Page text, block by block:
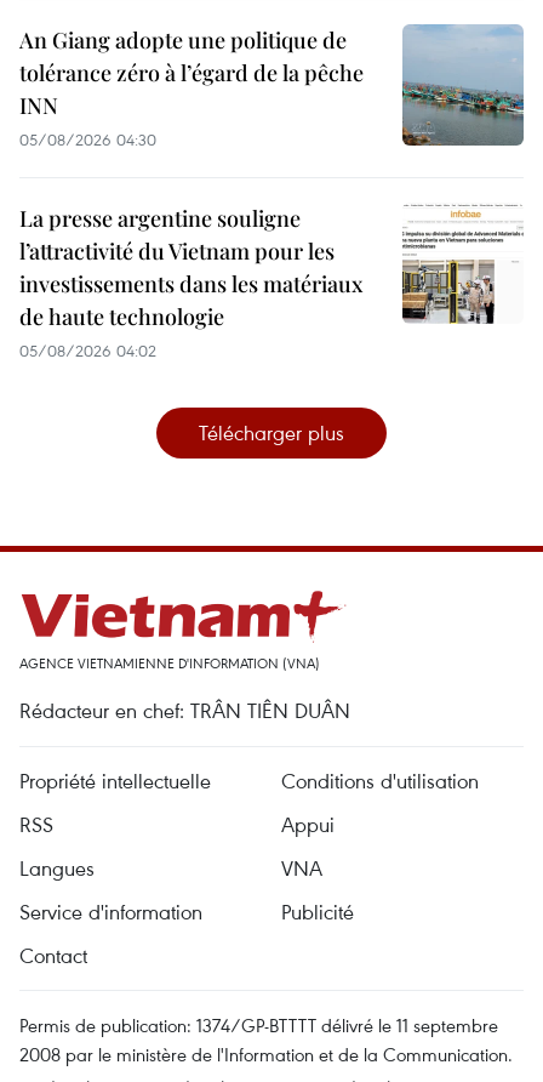
An Giang adopte une politique de
tolérance zéro à l’égard de la pêche
INN
05/08/2026 04:30
La presse argentine souligne
l’attractivité du Vietnam pour les
investissements dans les matériaux
de haute technologie
05/08/2026 04:02
Télécharger plus
AGENCE VIETNAMIENNE D'INFORMATION (VNA)
Rédacteur en chef: TRÂN TIÊN DUÂN
Propriété intellectuelle
Conditions d'utilisation
RSS
Appui
Langues
VNA
Service d'information
Publicité
Contact
Permis de publication: 1374/GP-BTTTT délivré le 11 septembre
2008 par le ministère de l'Information et de la Communication.